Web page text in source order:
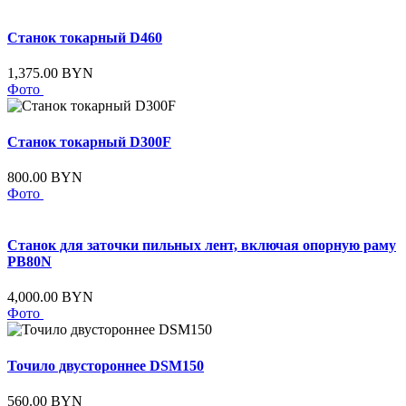
Станок токарный D460
1,375.00 BYN
Фото
Станок токарный D300F
800.00 BYN
Фото
Станок для заточки пильных лент, включая опорную раму
PB80N
4,000.00 BYN
Фото
Точило двустороннее DSM150
560.00 BYN